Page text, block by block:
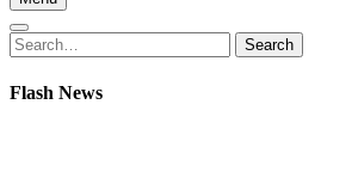
Search
for:
Search
Flash News